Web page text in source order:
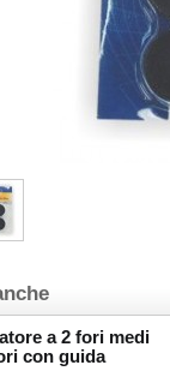
a 2 fori medi
con guida